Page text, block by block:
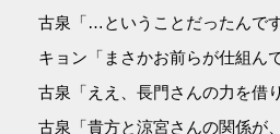
古泉「…ということだったんです
キョン「まさかお前らが仕組ん
古泉「ええ、長門さんの力を借
古泉「貴方と涼宮さんの関係が